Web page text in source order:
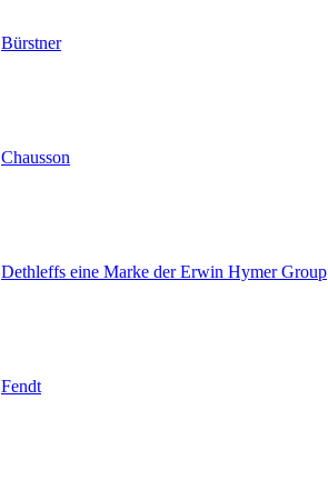
Bürstner
Chausson
Dethleffs eine Marke der Erwin Hymer Group
Fendt